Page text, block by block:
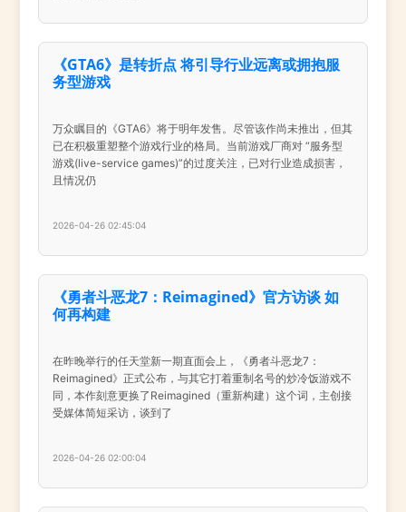
《GTA6》是转折点 将引导行业远离或拥抱服
务型游戏
万众瞩目的《GTA6》将于明年发售。尽管该作尚未推出，但其
已在积极重塑整个游戏行业的格局。当前游戏厂商对 “服务型
游戏(live-service games)”的过度关注，已对行业造成损害，
且情况仍
2026-04-26 02:45:04
《勇者斗恶龙7：Reimagined》官方访谈 如
何再构建
在昨晚举行的任天堂新一期直面会上，《勇者斗恶龙7：
Reimagined》正式公布，与其它打着重制名号的炒冷饭游戏不
同，本作刻意更换了Reimagined（重新构建）这个词，主创接
受媒体简短采访，谈到了
2026-04-26 02:00:04